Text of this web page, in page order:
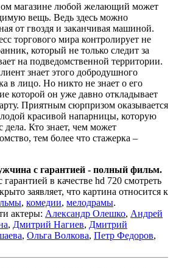
магазине любой желающий может
вещь. Ведь здесь можно
от гвоздя и заканчивая машиной.
торгового мира контролирует не
который не только следит за
на подведомственной территории.
знает этого добродушного
в лицо. Но никто не знает о его
которой он уже давно откладывает
Приятным сюрпризом оказывается
красивой напарницы, которую
дела. Кто знает, чем может
тем более что стажерка –
с гарантией - полный фильм.
в качестве hd 720 смотреть
заявляет, что картина относится к
, комедии, мелодрамы.
актеры: Александр Олешко, Андрей
, Дмитрий Нагиев, Дмитрий
, Ольга Волкова, Петр Федоров,